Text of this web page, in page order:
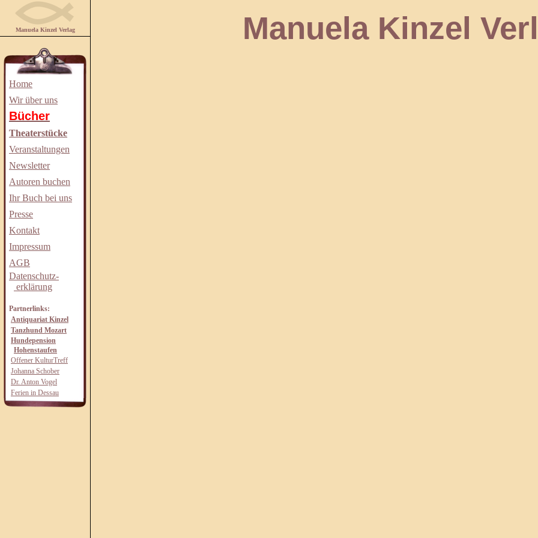
Manuela Kinzel Verlag
Home
Wir über uns
Bücher
Theaterstücke
Veranstaltungen
Newsletter
Autoren buchen
Ihr Buch bei uns
Presse
Kontakt
Impressum
AGB
Datenschutz-
erklärung
Partnerlinks:
Antiquariat Kinzel
Tanzhund Mozart
Hundepension
Hohenstaufen
Offener KulturTreff
Johanna Schober
Dr. Anton Vogel
Ferien in Dessau
Manuela Kinzel